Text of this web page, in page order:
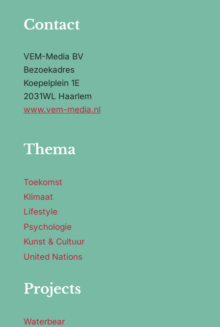
Contact
VEM-Media BV
Bezoekadres
Koepelplein 1E
2031WL Haarlem
www.vem-media.nl
Thema
Toekomst
Klimaat
Lifestyle
Psychologie
Kunst & Cultuur
United Nations
Projects
Waterbear